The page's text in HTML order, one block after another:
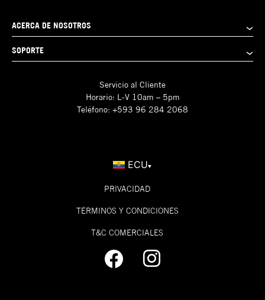
ACERCA DE NOSOTROS
SOPORTE
Servicio al Cliente
Horario: L-V 10am – 5pm
Teléfono: +593 96 284 2068
ECU
PRIVACIDAD
TÉRMINOS Y CONDICIONES
T&C COMERCIALES